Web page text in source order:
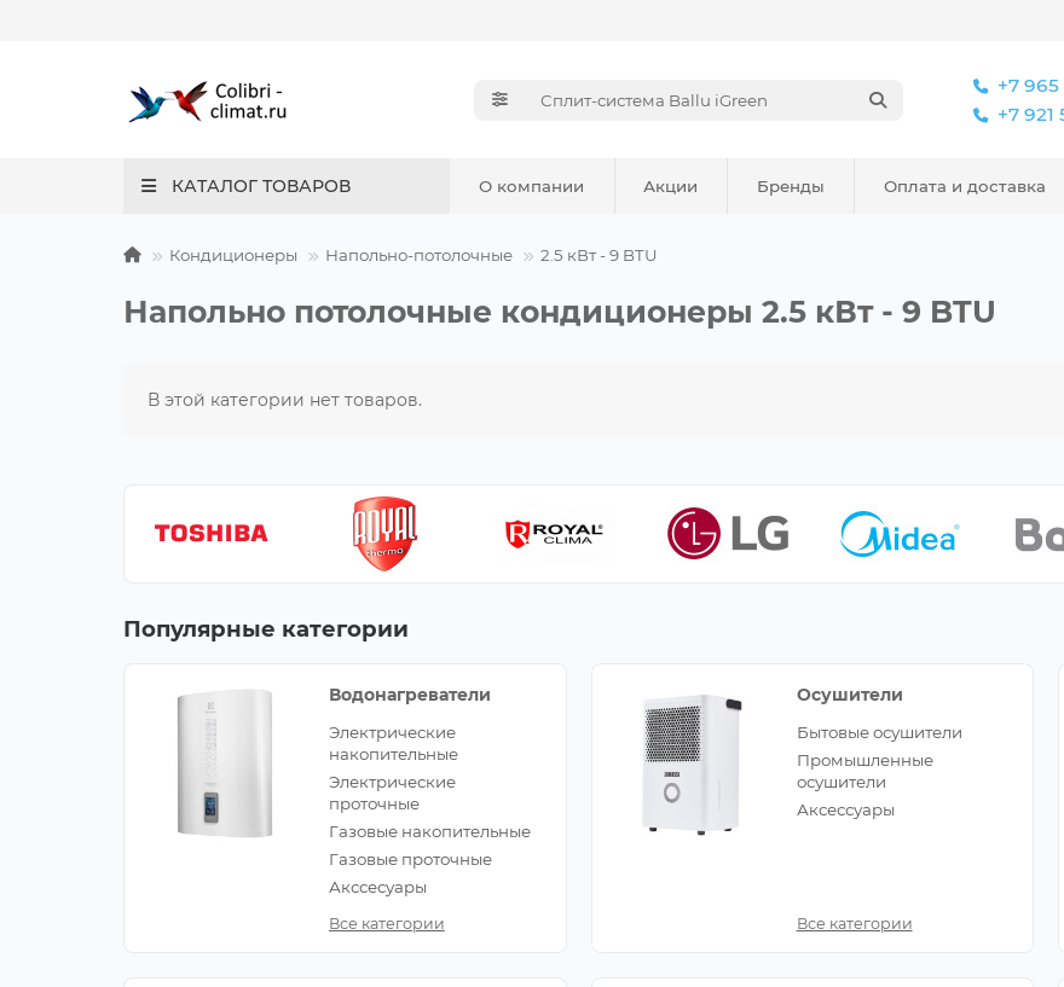
+7
+7 921
КАТАЛОГ ТОВАРОВ О компании Акции Бренды Оплата и доставка
Кондиционеры Напольно-потолочные 2.5 кВт - 9 BTU
Напольно потолочные кондиционеры 2.5 кВт - 9 BTU
В этой категории нет товаров.
Популярные категории
Водонагреватели
Электрические
накопительные
Электрические
проточные
Газовые накопительные
Газовые проточные
Акссесуары
Все категории
Осушители
Бытовые осушители
Промышленные
осушители
Аксессуары
Все категории